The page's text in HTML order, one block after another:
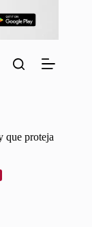
que proteja